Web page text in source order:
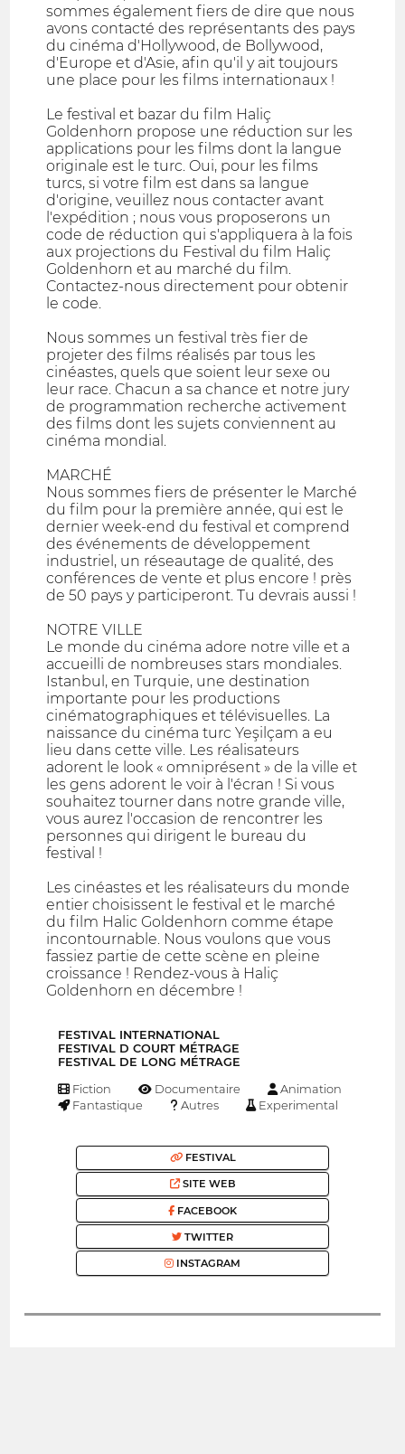
sommes également fiers de dire que nous
avons contacté des représentants des pays
du cinéma d'Hollywood, de Bollywood,
d'Europe et d'Asie, afin qu'il y ait toujours
une place pour les films internationaux !
Le festival et bazar du film Haliç
Goldenhorn propose une réduction sur les
applications pour les films dont la langue
originale est le turc. Oui, pour les films
turcs, si votre film est dans sa langue
d'origine, veuillez nous contacter avant
l'expédition ; nous vous proposerons un
code de réduction qui s'appliquera à la fois
aux projections du Festival du film Haliç
Goldenhorn et au marché du film.
Contactez-nous directement pour obtenir
le code.
Nous sommes un festival très fier de
projeter des films réalisés par tous les
cinéastes, quels que soient leur sexe ou
leur race. Chacun a sa chance et notre jury
de programmation recherche activement
des films dont les sujets conviennent au
cinéma mondial.
MARCHÉ
Nous sommes fiers de présenter le Marché
du film pour la première année, qui est le
dernier week-end du festival et comprend
des événements de développement
industriel, un réseautage de qualité, des
conférences de vente et plus encore ! près
de 50 pays y participeront. Tu devrais aussi !
NOTRE VILLE
Le monde du cinéma adore notre ville et a
accueilli de nombreuses stars mondiales.
Istanbul, en Turquie, une destination
importante pour les productions
cinématographiques et télévisuelles. La
naissance du cinéma turc Yeşilçam a eu
lieu dans cette ville. Les réalisateurs
adorent le look « omniprésent » de la ville et
les gens adorent le voir à l'écran ! Si vous
souhaitez tourner dans notre grande ville,
vous aurez l'occasion de rencontrer les
personnes qui dirigent le bureau du
festival !
Les cinéastes et les réalisateurs du monde
entier choisissent le festival et le marché
du film Halic Goldenhorn comme étape
incontournable. Nous voulons que vous
fassiez partie de cette scène en pleine
croissance ! Rendez-vous à Haliç
Goldenhorn en décembre !
FESTIVAL INTERNATIONAL
FESTIVAL D COURT MÉTRAGE
FESTIVAL DE LONG MÉTRAGE
Fiction Documentaire
Animation
Fantastique
Autres Experimental
FESTIVAL
SITE WEB
FACEBOOK
TWITTER
INSTAGRAM